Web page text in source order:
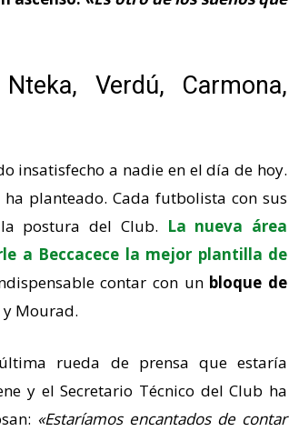
Verdú, Carmona,
insatisfecho a nadie en el día de hoy.
planteado. Cada futbolista con sus
postura del Club. La nueva área
a Beccacece la mejor plantilla de
contar con un bloque de
y Mourad.
rueda de prensa que estaría
y el Secretario Técnico del Club ha
«Estaríamos encantados de contar